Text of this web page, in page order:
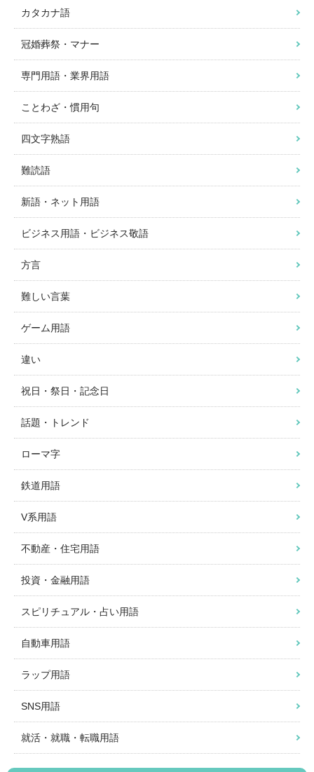
カタカナ語
冠婚葬祭・マナー
専門用語・業界用語
ことわざ・慣用句
四文字熟語
難読語
新語・ネット用語
ビジネス用語・ビジネス敬語
方言
難しい言葉
ゲーム用語
違い
祝日・祭日・記念日
話題・トレンド
ローマ字
鉄道用語
V系用語
不動産・住宅用語
投資・金融用語
スピリチュアル・占い用語
自動車用語
ラップ用語
SNS用語
就活・就職・転職用語